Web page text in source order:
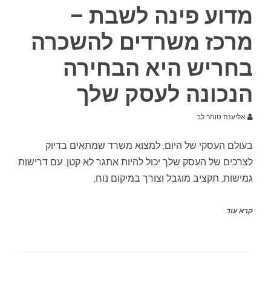
מדוע פינה לשבת –
מרכז משרדים להשכרה
בחריש היא הבחירה
הנכונה לעסק שלך
אליענה טוהר לב
בעולם העסקי של היום, למצוא משרד שמתאים בדיוק
לצרכים של העסק שלך יכול להיות אתגר לא קטן. עם דרישות
גמישות, תקציב מוגבל וצורך במיקום נוח,
קרא עוד